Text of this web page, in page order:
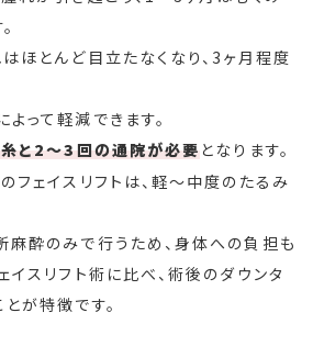
ほとんど目立たなくなり、3ヶ月程度
って軽減できます。
と2～3回の通院が必要となります。
フェイスリフトは、軽～中度のたるみ
麻酔のみで行うため、身体への負担も
イスリフト術に比べ、術後のダウンタ
が特徴です。